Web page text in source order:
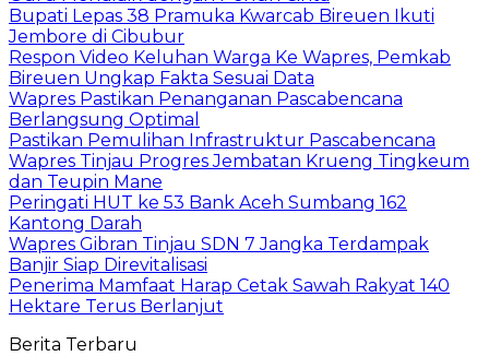
Bupati Lepas 38 Pramuka Kwarcab Bireuen Ikuti
Jembore di Cibubur
Respon Video Keluhan Warga Ke Wapres, Pemkab
Bireuen Ungkap Fakta Sesuai Data
Wapres Pastikan Penanganan Pascabencana
Berlangsung Optimal
Pastikan Pemulihan Infrastruktur Pascabencana
Wapres Tinjau Progres Jembatan Krueng Tingkeum
dan Teupin Mane
Peringati HUT ke 53 Bank Aceh Sumbang 162
Kantong Darah
Wapres Gibran Tinjau SDN 7 Jangka Terdampak
Banjir Siap Direvitalisasi
Penerima Mamfaat Harap Cetak Sawah Rakyat 140
Hektare Terus Berlanjut
Berita Terbaru